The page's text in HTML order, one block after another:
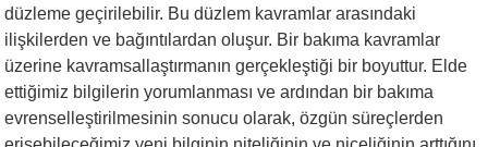
düzleme geçirilebilir. Bu düzlem kavramlar arasındaki
ilişkilerden ve bağıntılardan oluşur. Bir bakıma kavramlar
üzerine kavramsallaştırmanın gerçekleştiği bir boyuttur. Elde
ettiğimiz bilgilerin yorumlanması ve ardından bir bakıma
evrenselleştirilmesinin sonucu olarak, özgün süreçlerden